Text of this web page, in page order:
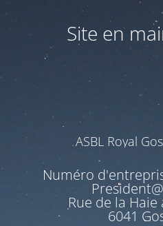
Site en
ASBL Royal
Numéro
Rue de la
6041